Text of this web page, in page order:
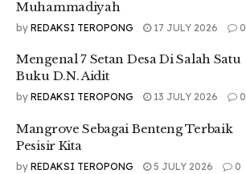
Muhammadiyah
by REDAKSI TEROPONG 17 JULY 2026 0
Mengenal 7 Setan Desa Di Salah Satu
Buku D.N. Aidit
by REDAKSI TEROPONG 13 JULY 2026 0
Mangrove Sebagai Benteng Terbaik
Pesisir Kita
by REDAKSI TEROPONG 5 JULY 2026 0